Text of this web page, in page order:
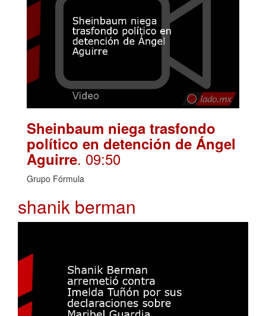
Sheinbaum niega trasfondo
político en detención de Ángel
Aguirre. 09:50
Grupo Fórmula
shanik berman